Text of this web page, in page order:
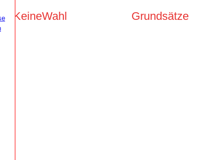
KeineWahl Grundsätze